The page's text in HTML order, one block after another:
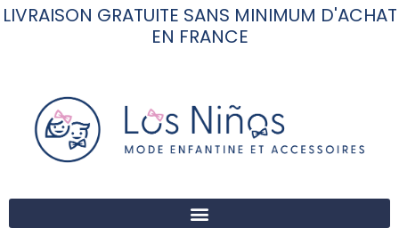
LIVRAISON GRATUITE SANS MINIMUM D'ACHAT
EN FRANCE